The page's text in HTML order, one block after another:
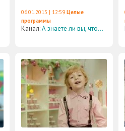
06.01.2015 | 12:59 Целые
программы
Канал:А знаете ли вы, что...